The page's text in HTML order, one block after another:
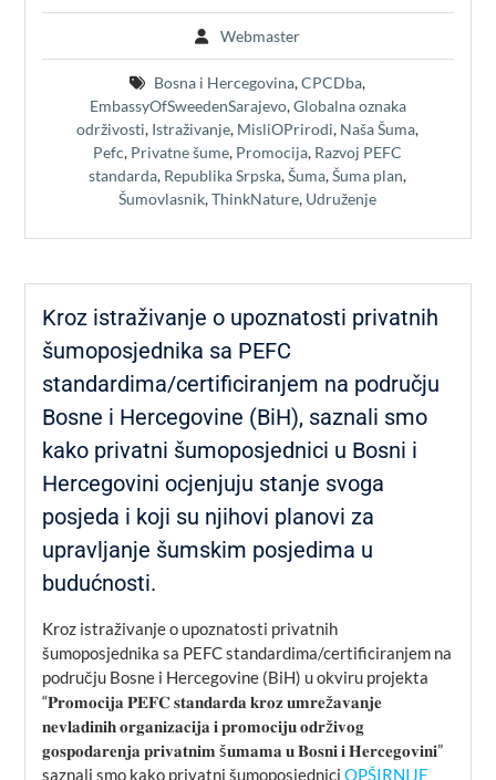
Webmaster
Bosna i Hercegovina,CPCDba,
EmbassyOfSweedenSarajevo,Globalna oznaka
održivosti, Istraživanje, MisliOPrirodi, Naša Šuma,
Pefc, Privatne šume, Promocija, Razvoj PEFC
standarda, Republika Srpska,Šuma,Šuma plan,
Šumovlasnik,ThinkNature, Udruženje
Kroz istraživanje o upoznatosti privatnih
šumoposjednika sa PEFC
standardima/certificiranjem na području
Bosne i Hercegovine (BiH), saznali smo
kako privatni šumoposjednici u Bosni i
Hercegovini ocjenjuju stanje svoga
posjeda i koji su njihovi planovi za
upravljanje šumskim posjedima u
budućnosti.
Kroz istraživanje o upoznatosti privatnih
šumoposjednika sa PEFC standardima/certificiranjem na
području Bosne i Hercegovine (BiH) u okviru projekta
“𝐏𝐫𝐨𝐦𝐨𝐜𝐢𝐣𝐚 𝐏𝐄𝐅𝐂 𝐬𝐭𝐚𝐧𝐝𝐚𝐫𝐝𝐚 𝐤𝐫𝐨𝐳 𝐮𝐦𝐫𝐞ž𝐚𝐯𝐚𝐧𝐣𝐞
𝐧𝐞𝐯𝐥𝐚𝐝𝐢𝐧𝐢𝐡 𝐨𝐫𝐠𝐚𝐧𝐢𝐳𝐚𝐜𝐢𝐣𝐚 𝐢 𝐩𝐫𝐨𝐦𝐨𝐜𝐢𝐣𝐮 𝐨𝐝𝐫ž𝐢𝐯𝐨𝐠
𝐠𝐨𝐬𝐩𝐨𝐝𝐚𝐫𝐞𝐧𝐣𝐚 𝐩𝐫𝐢𝐯𝐚𝐭𝐧𝐢𝐦 š𝐮𝐦𝐚𝐦𝐚 𝐮 𝐁𝐨𝐬𝐧𝐢 𝐢 𝐇𝐞𝐫𝐜𝐞𝐠𝐨𝐯𝐢𝐧𝐢”
saznali smo kako privatni šumoposjednici OPŠIRNIJE